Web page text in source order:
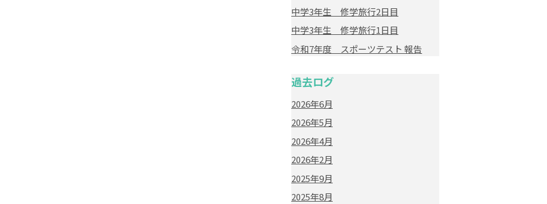
中学3年生 修学旅行2日目
中学3年生 修学旅行1日目
令和7年度 スポーツテスト 報告
過去ログ
2026年6月
2026年5月
2026年4月
2026年2月
2025年9月
2025年8月